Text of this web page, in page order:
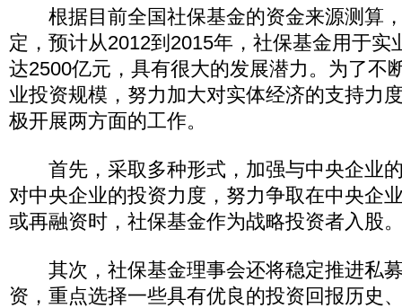
根据目前全国社保基金的资金来源测算
定，预计从2012到2015年，社保基金用于实
达2500亿元，具有很大的发展潜力。为了不
业投资规模，努力加大对实体经济的支持力
极开展两方面的工作。
首先，采取多种形式，加强与中央企业
对中央企业的投资力度，努力争取在中央企
或再融资时，社保基金作为战略投资者入股
其次，社保基金理事会还将稳定推进私
资，重点选择一些具有优良的投资回报历史